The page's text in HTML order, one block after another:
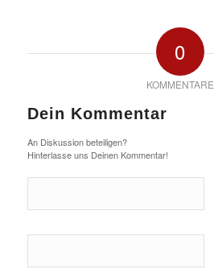
0
KOMMENTARE
Dein Kommentar
An Diskussion beteiligen?
Hinterlasse uns Deinen Kommentar!